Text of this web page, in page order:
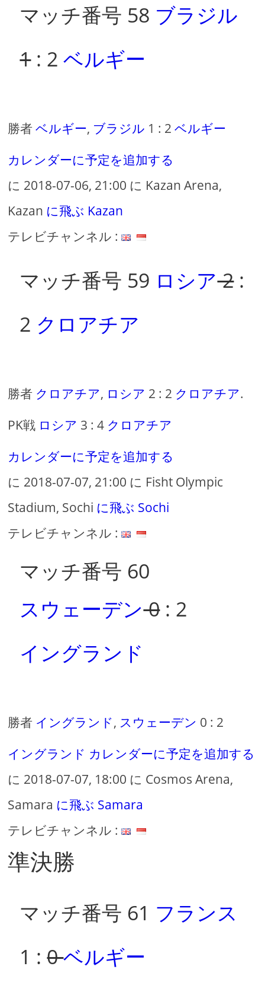
マッチ番号 58 ブラジル
1: 2ベルギー
勝者ベルギー, ブラジル 1 : 2ベルギー
カレンダーに予定を追加する
に 2018-07-06, 21:00 に Kazan Arena,
Kazan に飛ぶ Kazan
テレビチャンネル :
マッチ番号 59 ロシア2:
2 クロアチア
勝者 クロアチア, ロシア 2 : 2 クロアチア.
PK戦 ロシア 3 : 4 クロアチア
カレンダーに予定を追加する
に 2018-07-07, 21:00 に Fisht Olympic
Stadium, Sochi に飛ぶ Sochi
テレビチャンネル :
マッチ番号 60
スウェーデン0: 2
イングランド
勝者 イングランド, スウェーデン 0 : 2
イングランド カレンダーに予定を追加する
に 2018-07-07, 18:00 に Cosmos Arena,
Samara に飛ぶ Samara
テレビチャンネル :
準決勝
マッチ番号 61 フランス
1 :0ベルギー